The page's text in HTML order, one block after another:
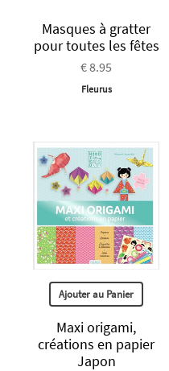
Masques à gratter
pour toutes les fêtes
€ 8.95
Fleurus
Ajouter au Panier
Maxi origami,
créations en papier
Japon